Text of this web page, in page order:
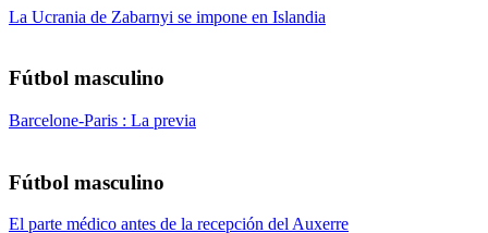
La Ucrania de Zabarnyi se impone en Islandia
Fútbol masculino
Barcelone-Paris : La previa
Fútbol masculino
El parte médico antes de la recepción del Auxerre